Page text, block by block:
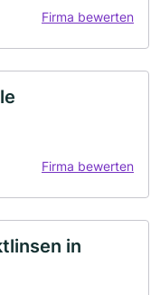
Firma bewerten
Firma bewerten
in